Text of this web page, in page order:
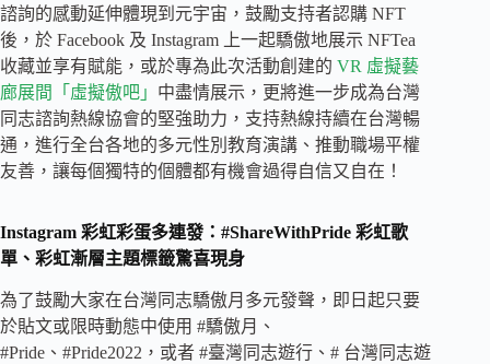
諮詢的感動延伸體現到元宇宙，鼓勵支持者認購 NFT
後，於 Facebook 及 Instagram 上一起驕傲地展示 NFTea
收藏並享有賦能，或於專為此次活動創建的 VR 虛擬藝
廊展間「虛擬傲吧」 中盡情展示，更將進一步成為台灣
同志諮詢熱線協會的堅強助力，支持熱線持續在台灣暢
通，進行全台各地的多元性別教育演講、推動職場平權
友善，讓每個獨特的個體都有機會過得自信又自在！
Instagram 彩虹彩蛋多連發：#ShareWithPride 彩虹歌
單、彩虹漸層主題標籤驚喜現身
為了鼓勵大家在台灣同志驕傲月多元發聲，即日起只要
於貼文或限時動態中使用 #驕傲月、
#Pride、#Pride2022，或者 #臺灣同志遊行、# 台灣同志遊